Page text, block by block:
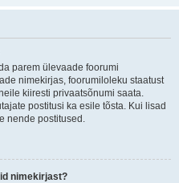
parem ülevaade foorumi
nimekirjas, foorumiloleku staatust
kiiresti privaatsõnumi saata.
postitusi ka esile tõsta. Kui lisad
nende postitused.
nimekirjast?